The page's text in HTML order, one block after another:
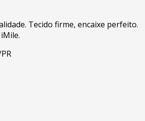
Tecido firme, encaixe perfeito.